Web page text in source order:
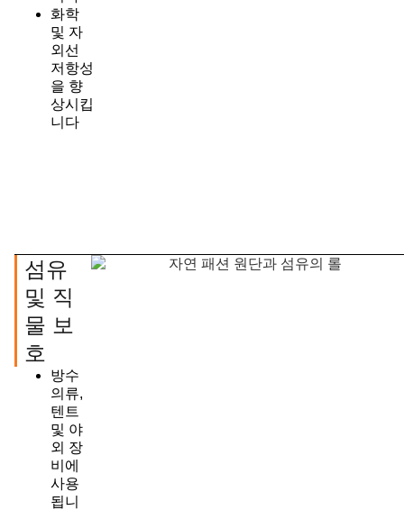
화학
및 자
외선
저항성
을 향
상시킵
니다
섬유
및 직
물 보
호
방수
의류,
텐트
및 야
외 장
비에
사용
됩니